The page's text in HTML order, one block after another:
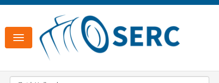
Toggle
navigation